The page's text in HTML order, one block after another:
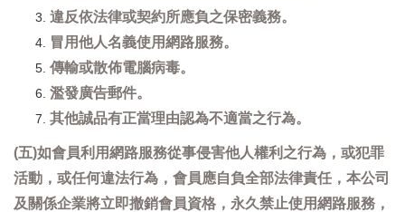
違反依法律或契約所應負之保密義務。
冒用他人名義使用網路服務。
傳輸或散佈電腦病毒。
濫發廣告郵件。
其他誠品有正當理由認為不適當之行為。
(五)如會員利用網路服務從事侵害他人權利之行為，或犯罪
活動，或任何違法行為，會員應自負全部法律責任，本公司
及關係企業將立即撤銷會員資格，永久禁止使用網路服務，